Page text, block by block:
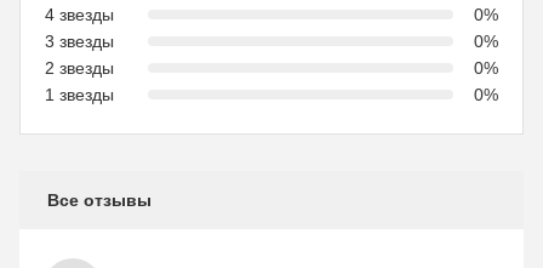
4 звезды
0%
3 звезды
0%
2 звезды
0%
1 звезды
0%
Все отзывы